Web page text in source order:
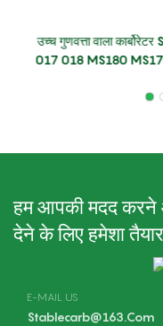
उच्च गुणवत्ता वाला कार्बोरेटर
017 018 MS180
उपयुक्त है। यह कार्बोरेटर
हम आपकी मदद करने
देने के लिए हमेशा
E-MAIL US
Stablecarb@163.com